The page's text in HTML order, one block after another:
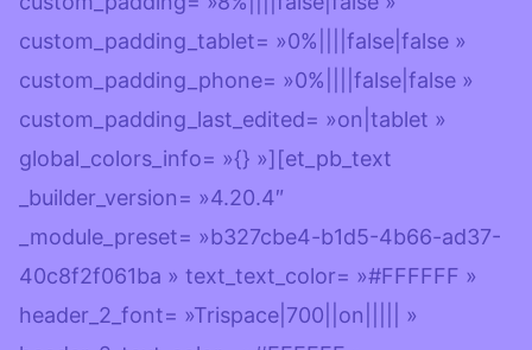
custom_padding_tablet= »0%||||false|false »
custom_padding_phone= »0%||||false|false »
custom_padding_last_edited= »on|tablet »
global_colors_info= »{} »][et_pb_text
_builder_version= »4.20.4″
_module_preset= »b327cbe4-b1d5-4b66-ad37-
40c8f2f061ba » text_text_color= »#FFFFFF »
header_2_font= »Trispace|700||on||||| »